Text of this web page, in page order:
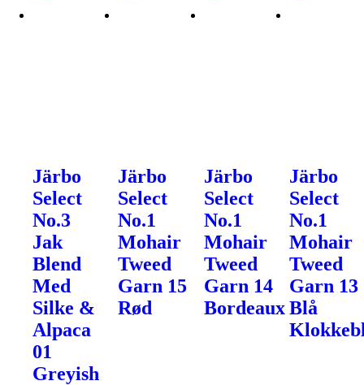
Järbo
Select
No.3
Jak
Blend
Med
Silke &
Alpaca
01
Greyish
Järbo
Select
No.1
Mohair
Tweed
Garn 15
Rød
Järbo
Select
No.1
Mohair
Tweed
Garn 14
Bordeaux
Järbo
Select
No.1
Mohair
Tweed
Garn 13
Blå